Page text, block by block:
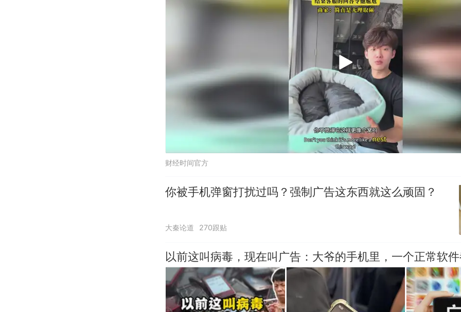
财经时间官方
你被手机弹窗打扰过吗？强制广告这东西就这么顽固？
大秦论道 270跟贴
以前这叫病毒，现在叫广告：大爷的手机里，一个正常软